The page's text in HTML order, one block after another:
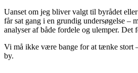
Uanset om jeg bliver valgt til byrådet
får sat gang i en grundig undersøgelse –
analyser af både fordele og ulemper. Det
Vi må ikke være bange for at tænke stort
by.